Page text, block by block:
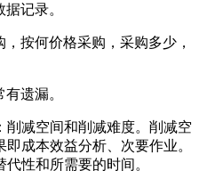
记录。
按何价格采购，采购多少，
遗漏。
减空间和削减难度。削减空
成本效益分析、次要作业。
性和所需要的时间。